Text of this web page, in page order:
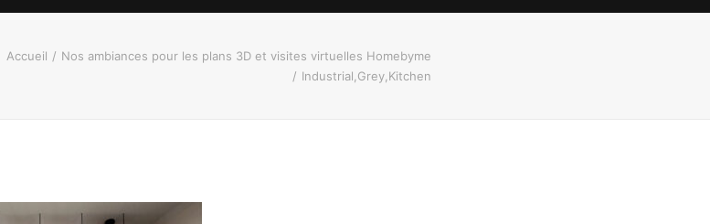
Accueil
Nos ambiances pour les plans 3D et visites virtuelles Homebyme
Industrial,Grey,Kitchen